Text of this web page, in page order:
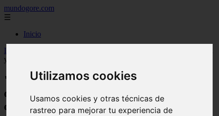
Utilizamos cookies
Usamos cookies y otras técnicas de
rastreo para mejorar tu experiencia de
mundogore.com
☰
Inicio
Inicio
y me quedé atónita cuando me lo probé"
"Compré un vestido de novia de 11.50
dólares en Goodwill y me quedé atónita
cuando me lo probé"